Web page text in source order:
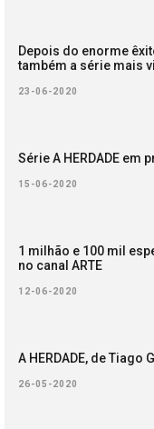
Depois do enorme
também a série mais
23-06-2020
Série A HERDADE em
15-06-2020
1 milhão e 100 mil
no canal ARTE
12-06-2020
A HERDADE, de Tiago
26-05-2020